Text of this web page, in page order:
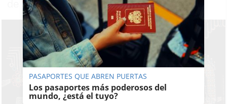
de 9 años
PASAPORTES QUE ABREN PUERTAS
Los pasaportes más poderosos del
mundo, ¿está el tuyo?